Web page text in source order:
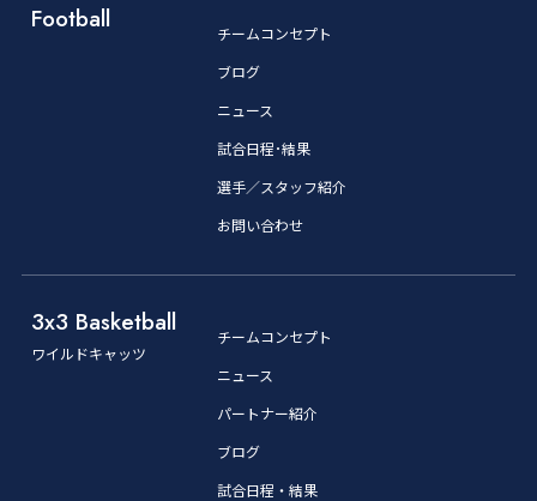
Football
チームコンセプト
ブログ
ニュース
試合日程･結果
選手／スタッフ紹介
お問い合わせ
3x3 Basketball
ワイルドキャッツ
チームコンセプト
ニュース
パートナー紹介
ブログ
試合日程・結果